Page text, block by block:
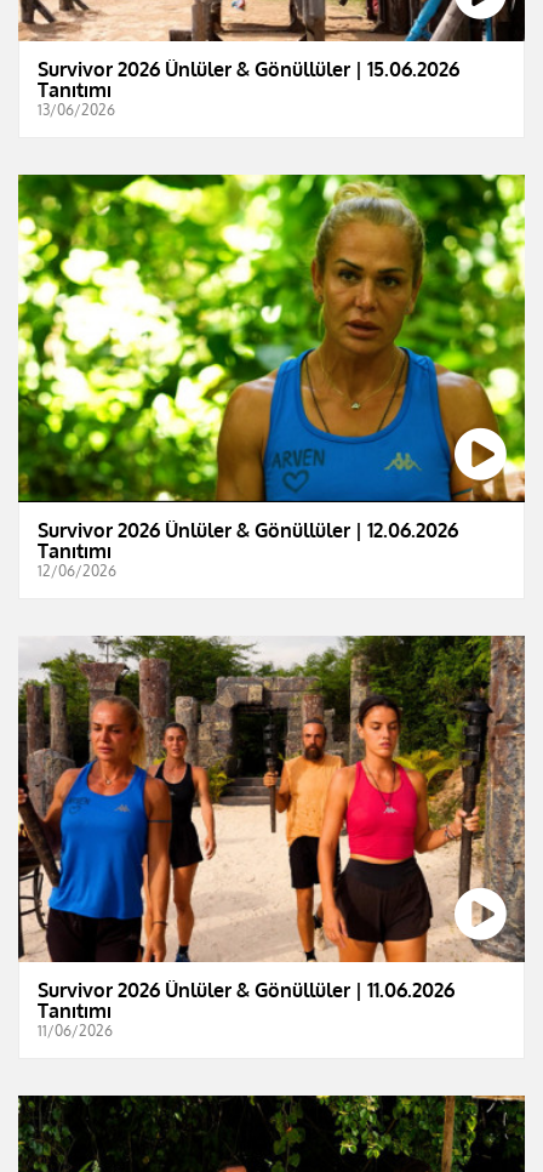
Survivor 2026 Ünlüler & Gönüllüler | 15.06.2026
Tanıtımı
13/06/2026
Survivor 2026 Ünlüler & Gönüllüler | 12.06.2026
Tanıtımı
12/06/2026
Survivor 2026 Ünlüler & Gönüllüler | 11.06.2026
Tanıtımı
11/06/2026